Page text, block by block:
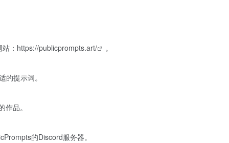
： https://publicprompts.art/ 。
提示词。
品。
的Discord服务器。